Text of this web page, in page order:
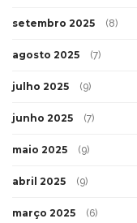
setembro 2025 (8)
agosto 2025 (7)
julho 2025 (9)
junho 2025 (7)
maio 2025 (9)
abril 2025 (9)
março 2025 (6)